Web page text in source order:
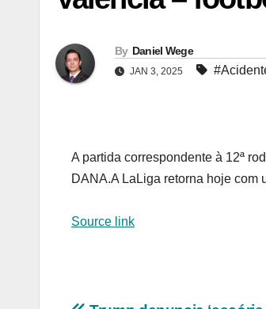
By Daniel Wege
JAN 3, 2025
A partida correspondente à 12ª
DANA.A LaLiga retorna hoje com
Source link